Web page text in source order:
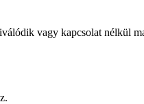
vagy kapcsolat nélkül